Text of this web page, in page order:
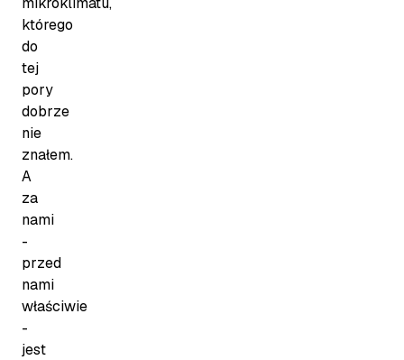
którego
do
tej
pory
dobrze
nie
znałem.
A
za
nami
-
przed
nami
właściwie
-
jest